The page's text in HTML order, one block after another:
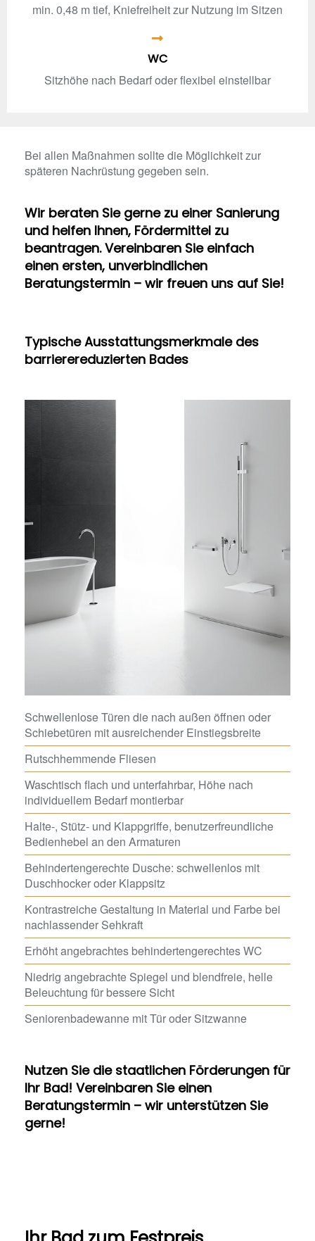
min. 0,48 m tief, Kniefreiheit zur Nutzung im Sitzen
WC
Sitzhöhe nach Bedarf oder flexibel einstellbar
Bei allen Maßnahmen sollte die Möglichkeit zur
späteren Nachrüstung gegeben sein.
Wir beraten Sie gerne zu einer Sanierung
und helfen Ihnen, Fördermittel zu
beantragen. Vereinbaren Sie einfach
einen ersten, unverbindlichen
Beratungstermin – wir freuen uns auf Sie!
Typische Ausstattungsmerkmale des
barrierereduzierten Bades
Schwellenlose Türen die nach außen öffnen oder
Schiebetüren mit ausreichender Einstiegsbreite
Rutschhemmende Fliesen
Waschtisch flach und unterfahrbar, Höhe nach
individuellem Bedarf montierbar
Halte-, Stütz- und Klappgriffe, benutzerfreundliche
Bedienhebel an den Armaturen
Behindertengerechte Dusche: schwellenlos mit
Duschhocker oder Klappsitz
Kontrastreiche Gestaltung in Material und Farbe bei
nachlassender Sehkraft
Erhöht angebrachtes behindertengerechtes WC
Niedrig angebrachte Spiegel und blendfreie, helle
Beleuchtung für bessere Sicht
Seniorenbadewanne mit Tür oder Sitzwanne
Nutzen Sie die staatlichen Förderungen für
Ihr Bad! Vereinbaren Sie einen
Beratungstermin – wir unterstützen Sie
gerne!